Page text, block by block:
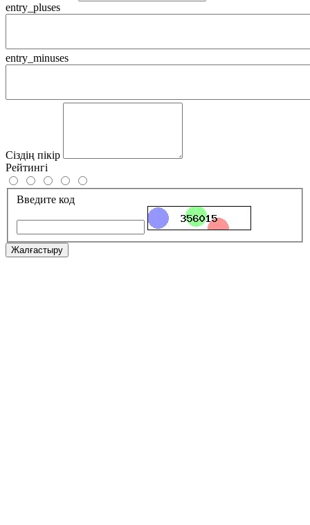
entry_pluses
entry_minuses
Сіздің пікір
Рейтингі
Введите код
Жалғастыру